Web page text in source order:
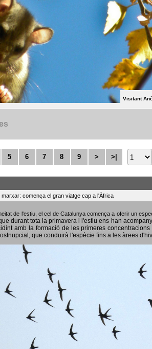
Visitant
5 6 7 8 9 > >|
comença el gran viatge cap a l'Àfrica
de l'estiu, el cel de Catalunya comença a oferir un
durant tota la primavera i l'estiu ens han
amb la formació de les primeres
que conduirà l'espècie fins a les àrees